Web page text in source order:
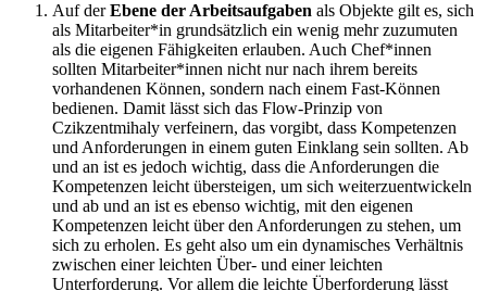
Auf derEbene der Arbeitsaufgaben als Objekte gilt es, sich
als Mitarbeiter*in grundsätzlich ein wenig mehr zuzumuten
als die eigenen Fähigkeiten erlauben. Auch Chef*innen
sollten Mitarbeiter*innen nicht nur nach ihrem bereits
vorhandenen Können, sondern nach einem Fast-Können
bedienen. Damit lässt sich das Flow-Prinzip von
Czikzentmihaly verfeinern, das vorgibt, dass Kompetenzen
und Anforderungen in einem guten Einklang sein sollten. Ab
und an ist es jedoch wichtig, dass die Anforderungen die
Kompetenzen leicht übersteigen, um sich weiterzuentwickeln
und ab und an ist es ebenso wichtig, mit den eigenen
Kompetenzen leicht über den Anforderungen zu stehen, um
sich zu erholen. Es geht also um ein dynamisches Verhältnis
zwischen einer leichten Über- und einer leichten
Unterforderung. Vor allem die leichte Überforderung lässt